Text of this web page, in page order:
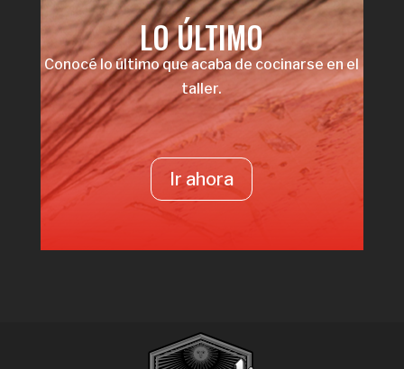
LO ÚLTIMO
Conocé lo último que acaba de cocinarse en el
taller.
Ir ahora